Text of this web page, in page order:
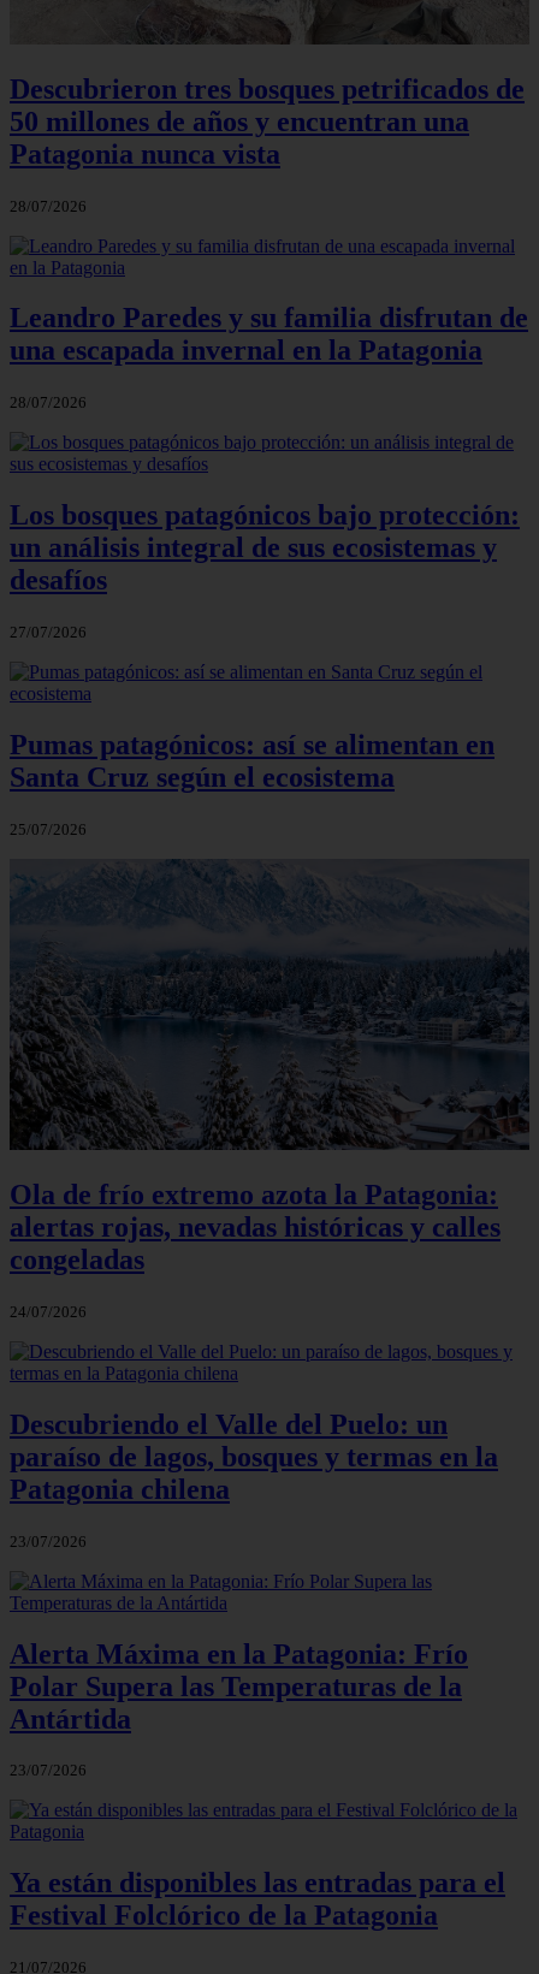
Descubrieron tres bosques petrificados de
50 millones de años y encuentran una
Patagonia nunca vista
28/07/2026
Leandro Paredes y su familia disfrutan de
una escapada invernal en la Patagonia
28/07/2026
Los bosques patagónicos bajo protección:
un análisis integral de sus ecosistemas y
desafíos
27/07/2026
Pumas patagónicos: así se alimentan en
Santa Cruz según el ecosistema
25/07/2026
Ola de frío extremo azota la Patagonia:
alertas rojas, nevadas históricas y calles
congeladas
24/07/2026
Descubriendo el Valle del Puelo: un
paraíso de lagos, bosques y termas en la
Patagonia chilena
23/07/2026
Alerta Máxima en la Patagonia: Frío
Polar Supera las Temperaturas de la
Antártida
23/07/2026
Ya están disponibles las entradas para el
Festival Folclórico de la Patagonia
21/07/2026